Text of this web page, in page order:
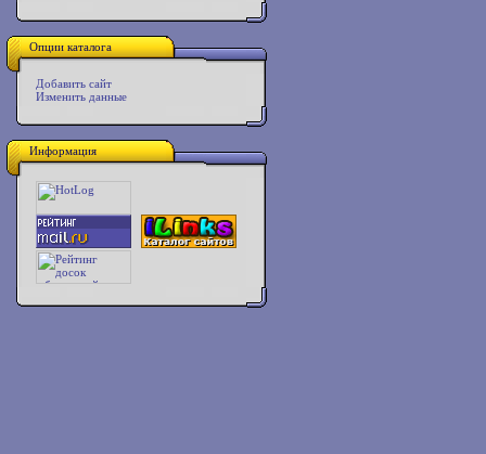
Опции каталога
Добавить сайт
Изменить данные
Информация